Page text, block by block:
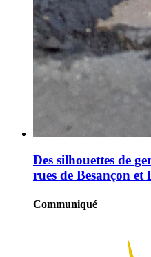
Des silhouettes de
rues de Besançon et
Communiqué